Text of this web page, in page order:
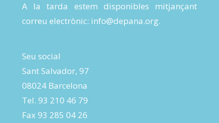
A la tarda estem disponibles mitjançant
correu electrònic: info@depana.org.
Seu social
Sant Salvador, 97
08024 Barcelona
Tel. 93 210 46 79
Fax 93 285 04 26